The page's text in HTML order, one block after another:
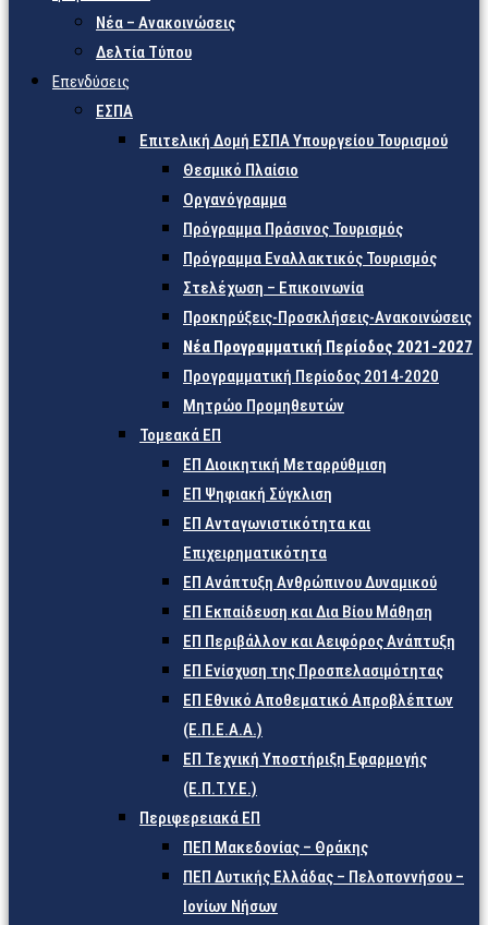
Νέα – Ανακοινώσεις
Δελτία Τύπου
Επενδύσεις
ΕΣΠΑ
Επιτελική Δομή ΕΣΠΑ Υπουργείου Τουρισμού
Θεσμικό Πλαίσιο
Οργανόγραμμα
Πρόγραμμα Πράσινος Τουρισμός
Πρόγραμμα Εναλλακτικός Τουρισμός
Στελέχωση – Επικοινωνία
Προκηρύξεις-Προσκλήσεις-Ανακοινώσεις
Νέα Προγραμματική Περίοδος 2021-2027
Προγραμματική Περίοδος 2014-2020
Μητρώο Προμηθευτών
Τομεακά ΕΠ
ΕΠ Διοικητική Μεταρρύθμιση
ΕΠ Ψηφιακή Σύγκλιση
ΕΠ Ανταγωνιστικότητα και
Επιχειρηματικότητα
ΕΠ Ανάπτυξη Ανθρώπινου Δυναμικού
ΕΠ Εκπαίδευση και Δια Βίου Μάθηση
ΕΠ Περιβάλλον και Αειφόρος Ανάπτυξη
ΕΠ Ενίσχυση της Προσπελασιμότητας
ΕΠ Εθνικό Αποθεματικό Απροβλέπτων
(Ε.Π.Ε.Α.Α.)
ΕΠ Τεχνική Υποστήριξη Εφαρμογής
(Ε.Π.Τ.Υ.Ε.)
Περιφερειακά ΕΠ
ΠΕΠ Μακεδονίας – Θράκης
ΠΕΠ Δυτικής Ελλάδας – Πελοποννήσου –
Ιονίων Νήσων